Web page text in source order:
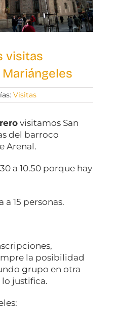
visitas
Visitas
visitamos San
del barroco
Arenal.
a 10.50 porque hay
a 15 personas.
la posibilidad
grupo en otra
justifica.